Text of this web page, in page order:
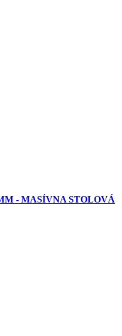
- MASÍVNA STOLOVÁ